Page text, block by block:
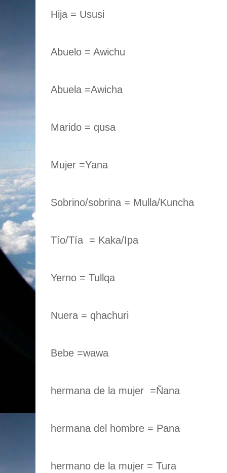
Hija = Ususi
Abuelo = Awichu
Abuela =Awicha
Marido = qusa
Mujer =Yana
Sobrino/sobrina = Mulla/Kuncha
Tío/Tía = Kaka/Ipa
Yerno = Tullqa
Nuera = qhachuri
Bebe =wawa
hermana de la mujer =Ñana
hermana del hombre = Pana
hermano de la mujer = Tura